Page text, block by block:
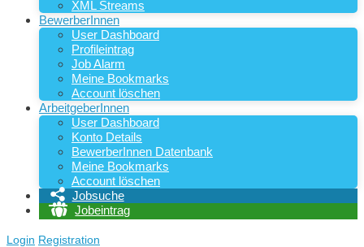
XML Streams
BewerberInnen
User Dashboard
Profileintrag
Job Alarm
Meine Bookmarks
Account löschen
ArbeitgeberInnen
User Dashboard
Konto Details
BewerberInnen Datenbank
Meine Bookmarks
Account löschen
Jobsuche
Jobeintrag
Login Registration